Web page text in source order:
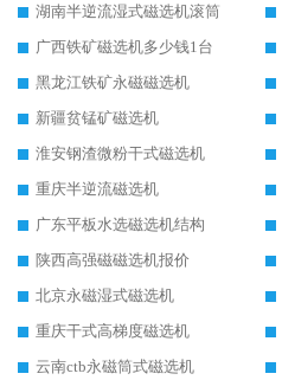
湖南半逆流湿式磁选机滚筒
广西铁矿磁选机多少钱1台
黑龙江铁矿永磁磁选机
新疆贫锰矿磁选机
淮安钢渣微粉干式磁选机
重庆半逆流磁选机
广东平板水选磁选机结构
陕西高强磁磁选机报价
北京永磁湿式磁选机
重庆干式高梯度磁选机
云南ctb永磁筒式磁选机